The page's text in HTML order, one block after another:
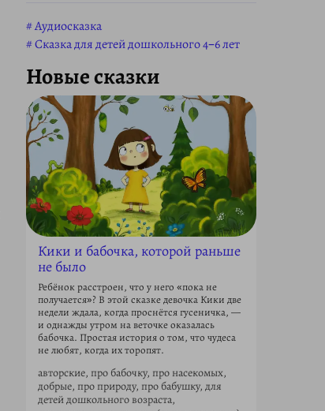
Аудиосказка
Сказка для детей дошкольного 4–6 лет
Новые сказки
Кики и бабочка, которой раньше
не было
Ребёнок расстроен, что у него «пока не
получается»? В этой сказке девочка Кики две
недели ждала, когда проснётся гусеничка, —
и однажды утром на веточке оказалась
бабочка. Простая история о том, что чудеса
не любят, когда их торопят.
авторские, про бабочку, про насекомых,
добрые, про природу, про бабушку, для
детей дошкольного возраста,